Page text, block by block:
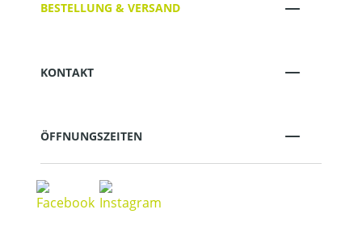
BESTELLUNG & VERSAND
KONTAKT
ÖFFNUNGSZEITEN